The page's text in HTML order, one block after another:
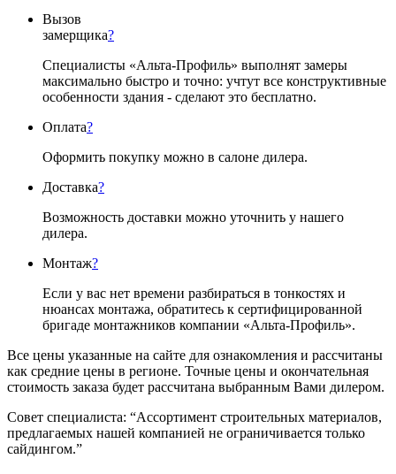
Вызов
замерщика?
Специалисты «Альта-Профиль» выполнят замеры
максимально быстро и точно: учтут все конструктивные
особенности здания - сделают это бесплатно.
Оплата?
Оформить покупку можно в салоне дилера.
Доставка?
Возможность доставки можно уточнить у нашего
дилера.
Монтаж?
Если у вас нет времени разбираться в тонкостях и
нюансах монтажа, обратитесь к сертифицированной
бригаде монтажников компании «Альта-Профиль».
Все цены указанные на сайте для ознакомления и рассчитаны
как средние цены в регионе. Точные цены и окончательная
стоимость заказа будет рассчитана выбранным Вами дилером.
Совет специалиста: “Ассортимент строительных материалов,
предлагаемых нашей компанией не ограничивается только
сайдингом.”